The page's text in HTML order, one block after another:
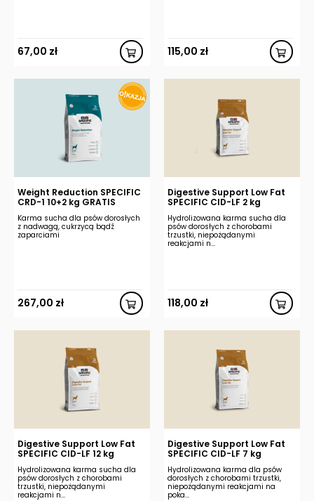
67,00 zł 115,00 zł
Weight Reduction SPECIFIC
CRD-1 10+2 kg GRATIS
Karma sucha dla psów dorosłych
z nadwagą, cukrzycą bądź
zaparciami
267,00 zł
Digestive Support Low Fat
SPECIFIC CID-LF 2 kg
Hydrolizowana karma sucha dla
psów dorosłych z chorobami
trzustki, niepożądanymi
reakcjami n...
118,00 zł
Digestive Support Low Fat
SPECIFIC CID-LF 12 kg
Hydrolizowana karma sucha dla
psów dorosłych z chorobami
trzustki, niepożądanymi
reakcjami n...
Digestive Support Low Fat
SPECIFIC CID-LF 7 kg
Hydrolizowana karma dla psów
dorosłych z chorobami trzustki,
niepożądanymi reakcjami na
poka...